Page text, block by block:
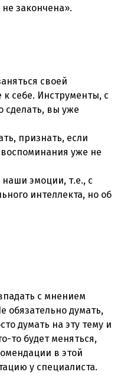
закончена».
своей
себе. Инструменты, с
вы уже
признать, если
уже не
эмоции, т.е., с
интеллекта, но об
с мнением
обязательно думать,
думать на эту тему и
то будет меняться,
в этой
у специалиста.